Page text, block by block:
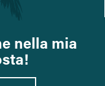
nella mia